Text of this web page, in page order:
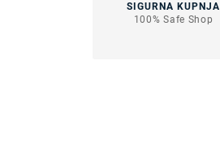
SIGURNA KUPNJA
100% Safe Shop